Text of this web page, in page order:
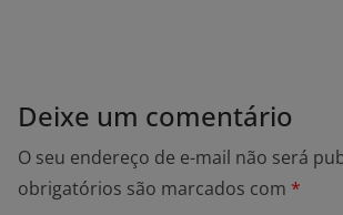
Deixe um comentário
O seu endereço de e-mail não será
obrigatórios são marcados com *